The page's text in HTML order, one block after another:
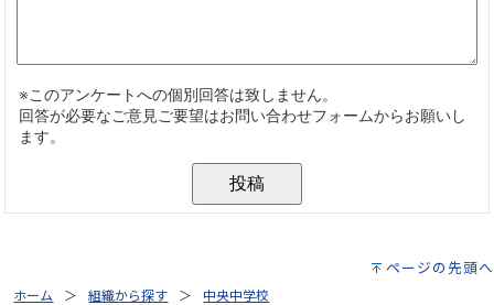
ページの先頭へ
ホーム 組織から探す
中央中学校